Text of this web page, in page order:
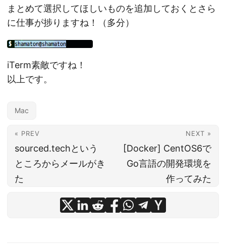
まとめて選択してほしいものを追加しておくとさら
に仕事が捗りますね！（多分）
iTerm素敵ですね！
以上です。
Mac
« PREV
sourced.techという
ところからメールがき
た
NEXT »
[Docker] CentOS6で
Go言語の開発環境を
作ってみた